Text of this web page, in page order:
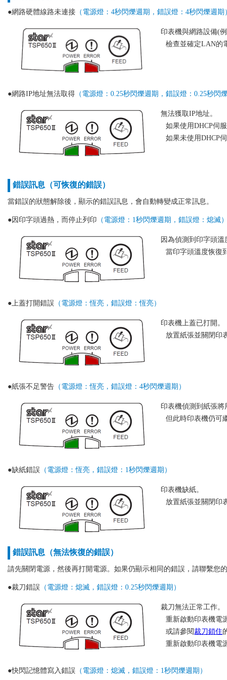
●網路硬體線路未連接 （電源燈：4秒閃爍週期，錯誤燈：4秒閃爍週期
印表機與網路設備(
檢查並確定LAN的
●網路IP地址無法取得 （電源燈：0.25秒閃爍週期，錯誤燈：0.25秒閃
無法獲取IP地址。
如果使用DHCP伺
如果未使用DHCP
錯誤訊息（可恢復的錯誤）
當錯誤的狀態解除後，顯示的錯誤訊息，會自動轉變成正常訊息。
●因印字頭過熱，而停止列印 （電源燈：1秒閃爍週期，錯誤燈：熄滅
因為偵測到印字頭
當印字頭溫度恢復
●上蓋打開錯誤 （電源燈：恆亮，錯誤燈：恆亮）
印表機上蓋已打開。
放置紙張並關閉印
●紙張不足警告 （電源燈：恆亮，錯誤燈：4秒閃爍週期）
印表機偵測到紙張將
但此時印表機仍可
●缺紙錯誤 （電源燈：恆亮，錯誤燈：1秒閃爍週期）
印表機缺紙。
放置紙張並關閉印
錯誤訊息（無法恢復的錯誤）
請先關閉電源，然後再打開電源。如果仍顯示相同的錯誤，請聯繫您
●裁刀錯誤 （電源燈：熄滅，錯誤燈：0.25秒閃爍週期）
裁刀無法正常工作。
重新啟動印表機電
或請參閱裁刀鎖住
重新啟動印表機電
●快閃記憶體寫入錯誤 （電源燈：熄滅，錯誤燈：1秒閃爍週期）